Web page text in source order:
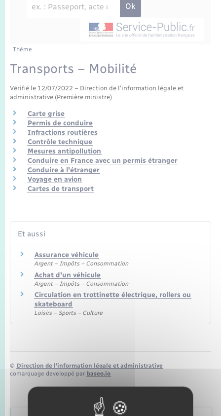
Etat-civil - Papiers - Citoyenneté
Parrainage civil
Recensement
Concessions funéraires
Nouvel habitant
Numérique
Organisation d’événement
Sécurité - Prévention
Seniors
Transports
Transports scolaires
Voirie et espace public
Travaux - Autorisation d’occupation de l’espace
Plan interactif
La Communauté de communes
Thème
Transports – Mobilité
Vérifié le 12/07/2022 – Direction de l'information légale et
administrative (Première ministre)
Carte grise
Permis de conduire
Infractions routières
Contrôle technique
Mesures antipollution
Conduire en France avec un permis étranger
Conduire à l'étranger
Voyage en avion
Cartes de transport
Et aussi
Assurance véhicule
Argent – Impôts – Consommation
Achat d'un véhicule
Argent – Impôts – Consommation
Circulation en trottinette électrique, rollers ou
skateboard
Loisirs – Sports – Culture
© Direction de l’information légale et administrative
comarquage developpé par baseo.io